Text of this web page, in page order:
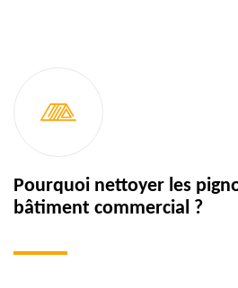
Pourquoi nettoyer les
bâtiment commercial ?